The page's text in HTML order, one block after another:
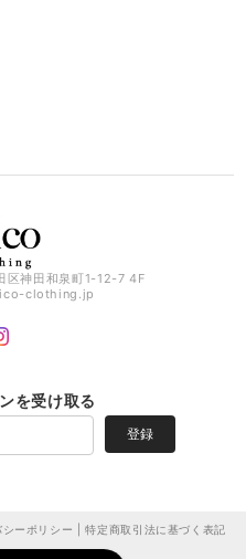
区神田和泉町1-12-7 4F
clothing.jp
を受け取る
登録
シーポリシー |特定商取引法に基づく表記